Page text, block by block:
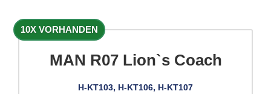
10X VORHANDEN
MAN R07 Lion`s Coach
H-KT103, H-KT106, H-KT107